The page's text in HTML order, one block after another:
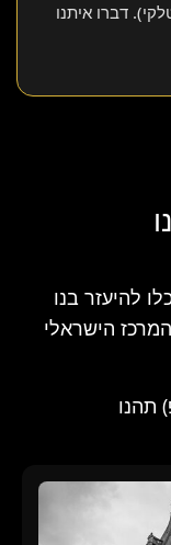
דברו איתנו
להיעזר בנו
המרכז הישראלי
תהנו